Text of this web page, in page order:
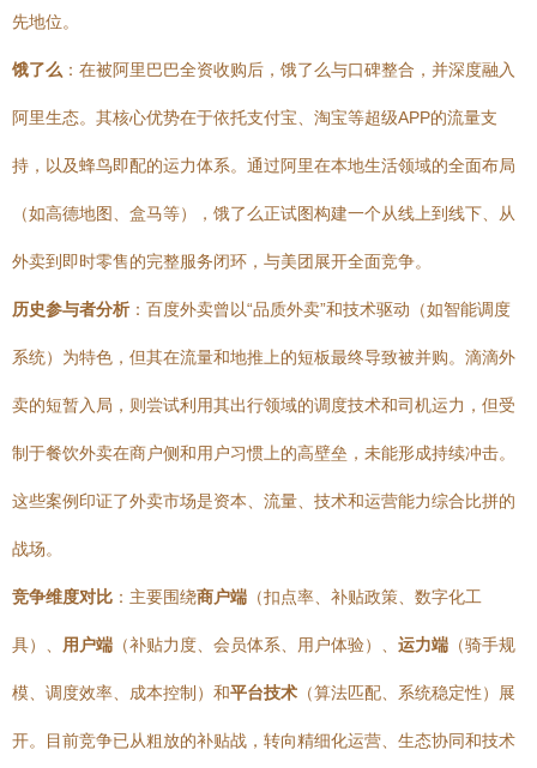
先地位。
饿了么 ：在被阿里巴巴全资收购后，饿了么与口碑整合，并深度融入
阿里生态。其核心优势在于依托支付宝、淘宝等超级APP的流量支
持，以及蜂鸟即配的运力体系。通过阿里在本地生活领域的全面布局
（如高德地图、盒马等），饿了么正试图构建一个从线上到线下、从
外卖到即时零售的完整服务闭环，与美团展开全面竞争。
历史参与者分析 ：百度外卖曾以“品质外卖”和技术驱动（如智能调度
系统）为特色，但其在流量和地推上的短板最终导致被并购。滴滴外
卖的短暂入局，则尝试利用其出行领域的调度技术和司机运力，但受
制于餐饮外卖在商户侧和用户习惯上的高壁垒，未能形成持续冲击。
这些案例印证了外卖市场是资本、流量、技术和运营能力综合比拼的
战场。
竞争维度对比 ：主要围绕商户端 （扣点率、补贴政策、数字化工
具）、 用户端 （补贴力度、会员体系、用户体验）、 运力端 （骑手规
模、调度效率、成本控制）和平台技术 （算法匹配、系统稳定性）展
开。目前竞争已从粗放的补贴战，转向精细化运营、生态协同和技术